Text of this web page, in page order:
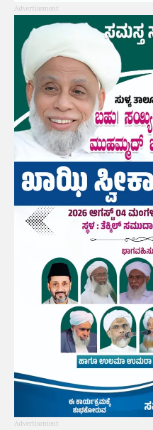
Advertisement
Advertisement